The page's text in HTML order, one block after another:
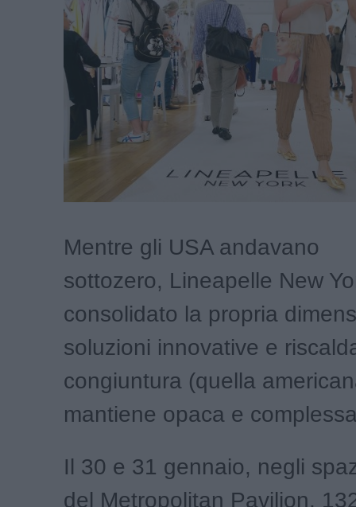
Mentre gli USA andavano
sottozero, Lineapelle New
consolidato la propria
soluzioni innovative e
congiuntura (quella
mantiene opaca e
Il 30 e 31 gennaio, negli
del Metropolitan Pavilion,